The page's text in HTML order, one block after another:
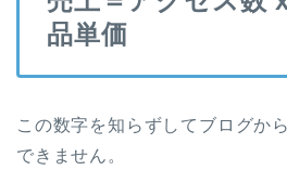
品単価
この数字を知らずしてブログか
できません。